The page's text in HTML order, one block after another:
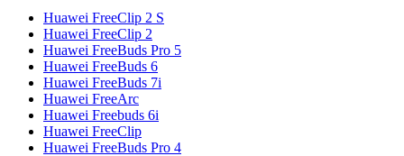
Huawei FreeClip 2 S
Huawei FreeClip 2
Huawei FreeBuds Pro 5
Huawei FreeBuds 6
Huawei FreeBuds 7i
Huawei FreeArc
Huawei Freebuds 6i
Huawei FreeClip
Huawei FreeBuds Pro 4